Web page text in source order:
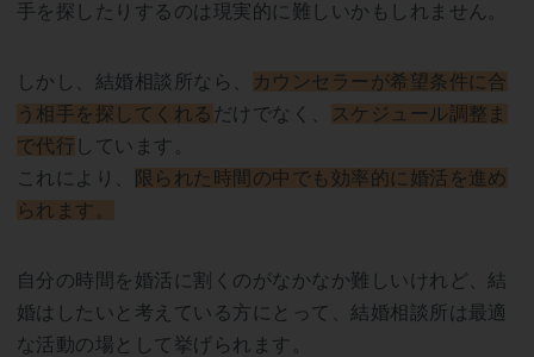
手を探したりするのは現実的に難しいかもしれません。
しかし、結婚相談所なら、
カウンセラーが希望条件に合
う相手を探してくれる だけでなく、
スケジュール調整ま
で代行 しています。
これにより、
限られた時間の中でも効率的に婚活を進め
られます。
自分の時間を婚活に割くのがなかなか難しいけれど、結
婚はしたいと考えている方にとって、結婚相談所は最適
な活動の場として挙げられます。